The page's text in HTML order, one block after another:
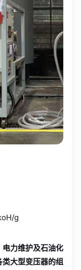
g
力维护及石油化
大型变压器的组